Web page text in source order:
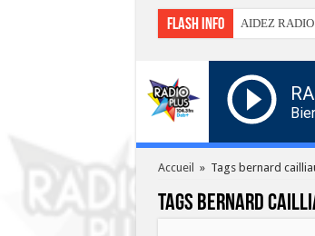
Flash info AIDEZ
Accueil » Tags bernard
Tags bernard